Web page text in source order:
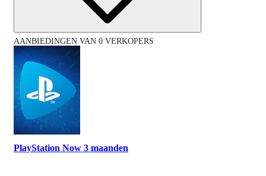
AANBIEDINGEN VAN 0 VERKOPERS
PlayStation Now 3 maanden